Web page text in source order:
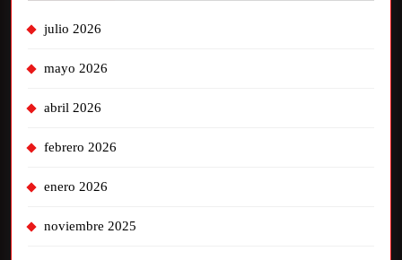
julio 2026
mayo 2026
abril 2026
febrero 2026
enero 2026
noviembre 2025